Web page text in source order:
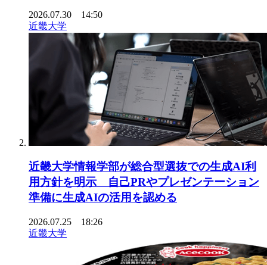
2026.07.30 14:50
近畿大学
近畿大学情報学部が総合型選抜での生成AI利
用方針を明示 自己PRやプレゼンテーション
準備に生成AIの活用を認める
2026.07.25 18:26
近畿大学